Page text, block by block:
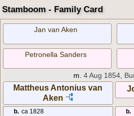
Stamboom - Family Card
Jan van Aken
Petronella Sanders
m. 4 Aug 1854,
Mattheus Antonius van
Aken
b. ca 1828
b.